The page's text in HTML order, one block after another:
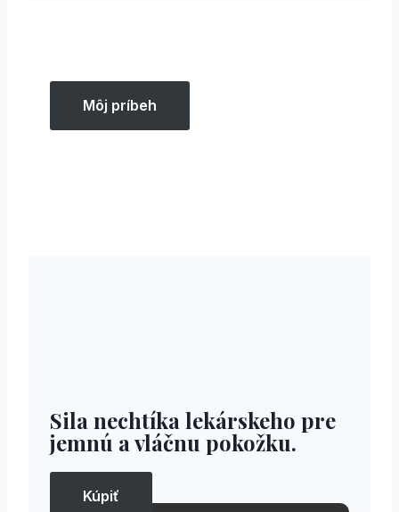
Môj príbeh
Sila nechtíka lekárskeho pre
jemnú a vláčnu pokožku.
Kúpiť